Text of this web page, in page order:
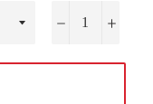
− +